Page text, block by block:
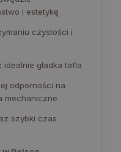
i estetykę
czystości i
gładka tafla
odporności na
mechaniczne
szybki czas